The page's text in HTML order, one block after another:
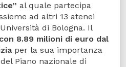
al quale partecipa
ad altri 13 atenei
di Bologna. Il
8.89 milioni di euro dal
per la sua importanza
Piano nazionale di